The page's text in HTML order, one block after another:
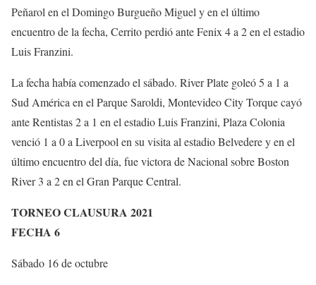
Peñarol en el Domingo Burgueño Miguel y en el último
encuentro de la fecha, Cerrito perdió ante Fenix 4 a 2 en el estadio
Luis Franzini.
La fecha había comenzado el sábado. River Plate goleó 5 a 1 a
Sud América en el Parque Saroldi, Montevideo City Torque cayó
ante Rentistas 2 a 1 en el estadio Luis Franzini, Plaza Colonia
venció 1 a 0 a Liverpool en su visita al estadio Belvedere y en el
último encuentro del día, fue victora de Nacional sobre Boston
River 3 a 2 en el Gran Parque Central.
TORNEO CLAUSURA 2021
FECHA 6
Sábado 16 de octubre